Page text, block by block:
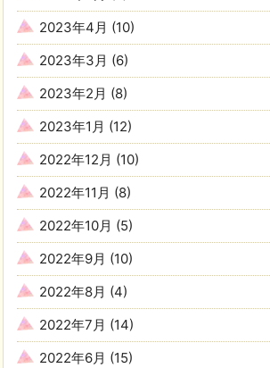
2023年4月 (10)
2023年3月 (6)
2023年2月 (8)
2023年1月 (12)
2022年12月 (10)
2022年11月 (8)
2022年10月 (5)
2022年9月 (10)
2022年8月 (4)
2022年7月 (14)
2022年6月 (15)